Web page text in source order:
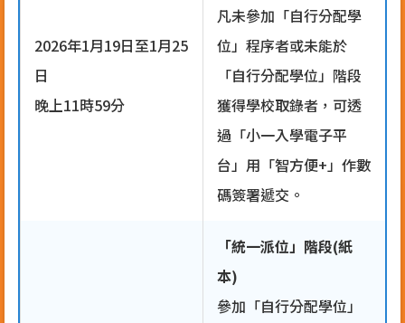
2026年1月19日至1月25
日
晚上11時59分
凡未參加「自行分配學
位」程序者或未能於
「自行分配學位」階段
獲得學校取錄者，可透
過「小一入學電子平
台」用「智方便+」作數
碼簽署遞交。
「統一派位」階段(紙
本)
參加「自行分配學位」